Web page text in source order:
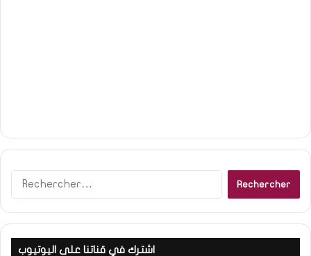
اشترك في قناتنا على اليوتيوب